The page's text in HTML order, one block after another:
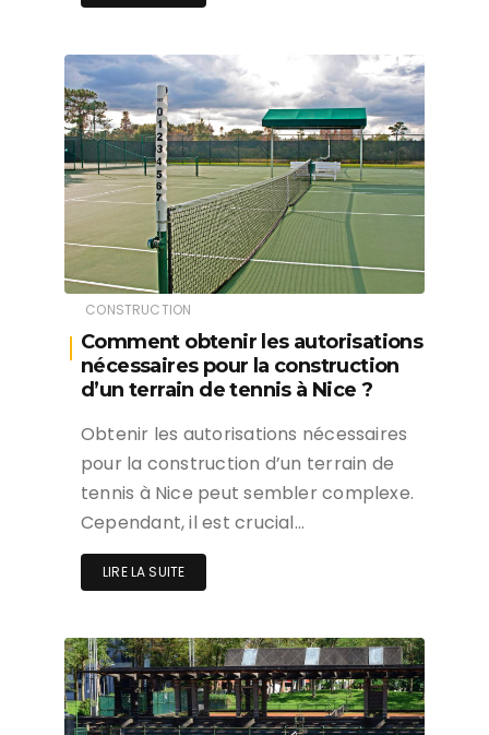
CONSTRUCTION
Comment obtenir les autorisations
nécessaires pour la construction
d’un terrain de tennis à Nice ?
Obtenir les autorisations nécessaires
pour la construction d’un terrain de
tennis à Nice peut sembler complexe.
Cependant, il est crucial…
LIRE LA SUITE